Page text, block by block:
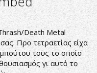
Death Metal
Προ τετραετίας είχα
τους το οποίο
γι αυτό το